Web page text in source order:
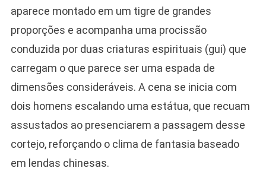
aparece montado em um tigre de grandes
proporções e acompanha uma procissão
conduzida por duas criaturas espirituais (gui) que
carregam o que parece ser uma espada de
dimensões consideráveis. A cena se inicia com
dois homens escalando uma estátua, que recuam
assustados ao presenciarem a passagem desse
cortejo, reforçando o clima de fantasia baseado
em lendas chinesas.